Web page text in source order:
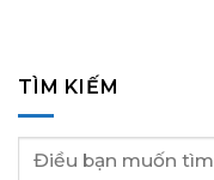
TÌM KIẾM